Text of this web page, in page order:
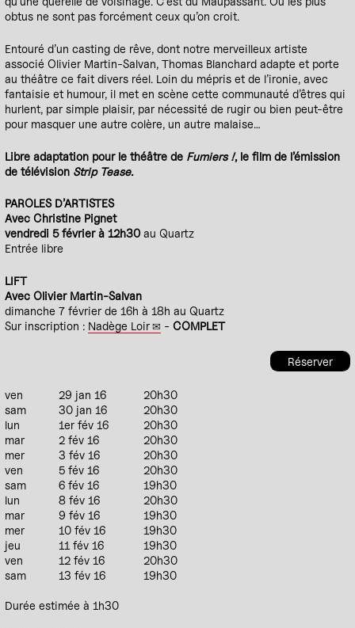
obtus ne sont pas forcément ceux qu’on croit.
Entouré d’un casting de rêve, dont notre merveilleux artiste
associé Olivier Martin-Salvan, Thomas Blanchard adapte et porte
au théâtre ce fait divers réel. Loin du mépris et de l’ironie, avec
fantaisie et humour, il met en scène cette communauté d’êtres qui
hurlent, par simple plaisir, par nécessité de rugir ou bien peut-être
pour masquer une autre colère, un autre malaise…
Libre adaptation pour le théâtre de Fumiers !, le film de l’émission
de télévision Strip Tease.
PAROLES D’ARTISTES
Avec Christine Pignet
vendredi 5 février à 12h30au Quartz
Entrée libre
LIFT
Avec Olivier Martin-Salvan
dimanche 7 février de 16h à 18h au Quartz
Sur inscription : Nadège Loir -COMPLET
Réserver
ven 29 jan 16
20h30
sam
30 jan 16
20h30
lun
1er fév 16
20h30
mar
2 fév 16
20h30
mer
3 fév 16
20h30
ven
5 fév 16
20h30
sam
6 fév 16
19h30
lun
8 fév 16
20h30
mar
9 fév 16
19h30
mer
10 fév 16
19h30
jeu
11 fév 16
19h30
ven
12 fév 16
20h30
sam
13 fév 16 19h30
Durée estimée à 1h30